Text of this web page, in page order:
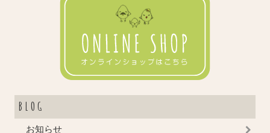
BLOG
お知らせ